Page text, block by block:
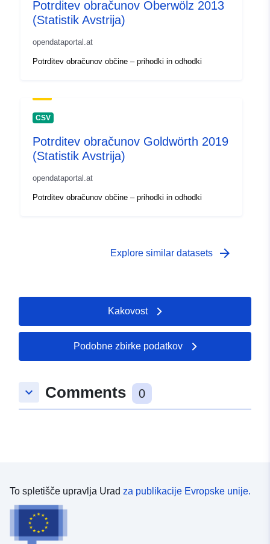
Potrditev obračunov Oberwölz 2013
(Statistik Avstrija)
opendataportal.at
Potrditev obračunov občine – prihodki in odhodki
CSV
Potrditev obračunov Goldwörth 2019
(Statistik Avstrija)
opendataportal.at
Potrditev obračunov občine – prihodki in odhodki
Explore similar datasets arrow_forward
Kakovost
Podobne zbirke podatkov
keyboard_arrow_down Comments 0
To spletišče upravlja Urad za publikacije Evropske unije.